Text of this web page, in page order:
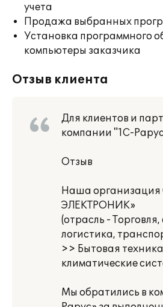
учета
Продажа выбранных
Установка программного
компьютеры заказчика
Отзыв клиента
Для клиентов и
компании "1С-
Отзыв
Наша
ЭЛЕКТРОНИК»
(отрасль - Торговля,
логистика,
>> Бытовая
климатические
Мы обратились в